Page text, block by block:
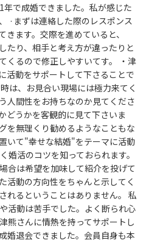
で成婚できました。私が感じた
·まずは連絡した際のレスポンス
ます。交際を進めていると、
たり、相手と考え方が違ったりと
くるので修正しやすいてす。 ・津
活動をサポートして下さることで
は、お見合い現場には極力来てく
人間性をお持ちなのか見てくださ
どうかを客観的に見て下さいま
を無理くり勧めるようなこともな
いて"幸せな結婚"をテーマに活動
婚活のコツを知っておられます。
合は希望を加味して紹介を投げて
活動の方向性をちゃんと示してく
れるということはありません。 私
活動は苦手でした。よく断られ心
熊さんに情熱を持ってサポートし
婚退会できました。会員自身も本